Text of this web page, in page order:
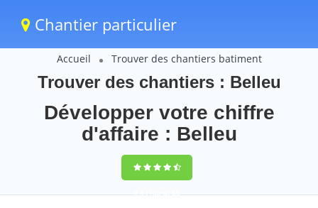
Chantier particulier
Accueil Trouver des chantiers batiment
Trouver des chantiers : Belleu
Développer votre chiffre
d'affaire : Belleu
9,5(100%)60